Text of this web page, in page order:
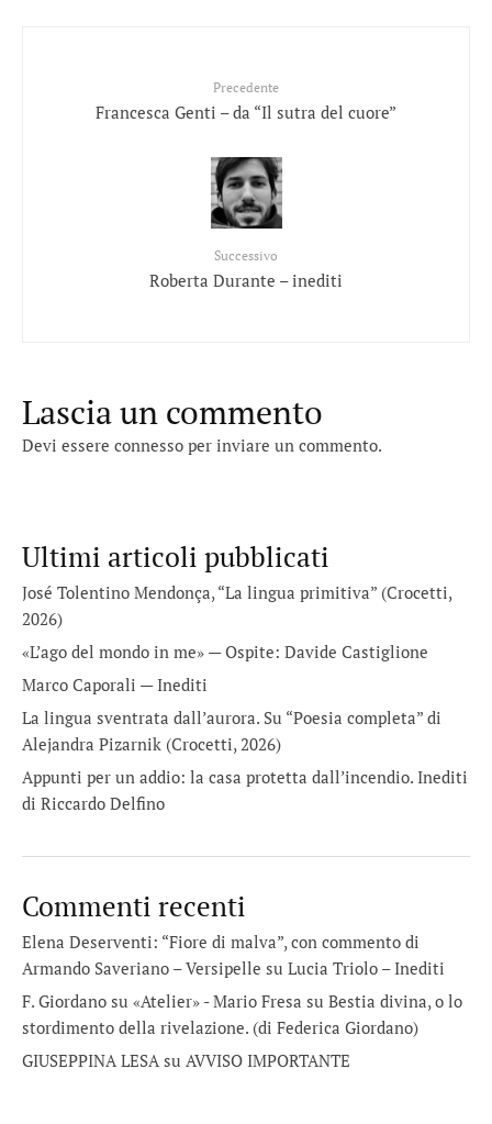
Precedente
Francesca Genti – da “Il sutra del cuore”
Successivo
Roberta Durante – inediti
Lascia un commento
Devi essere connesso per inviare un commento.
Ultimi articoli pubblicati
José Tolentino Mendonça, “La lingua primitiva” (Crocetti,
2026)
«L’ago del mondo in me» — Ospite: Davide Castiglione
Marco Caporali — Inediti
La lingua sventrata dall’aurora. Su “Poesia completa” di
Alejandra Pizarnik (Crocetti, 2026)
Appunti per un addio: la casa protetta dall’incendio. Inediti
di Riccardo Delfino
Commenti recenti
Elena Deserventi: “Fiore di malva”, con commento di
Armando Saveriano – Versipelle su Lucia Triolo – Inediti
F. Giordano su «Atelier» - Mario Fresa su Bestia divina, o lo
stordimento della rivelazione. (di Federica Giordano)
GIUSEPPINA LESAsu AVVISO IMPORTANTE